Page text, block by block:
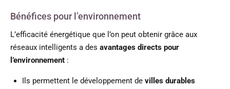
Bénéfices pour l’environnement
L’efficacité énergétique que l’on peut obtenir grâce aux
réseaux intelligents a des avantages directs pour
l’environnement :
Ils permettent le développement de villes durables